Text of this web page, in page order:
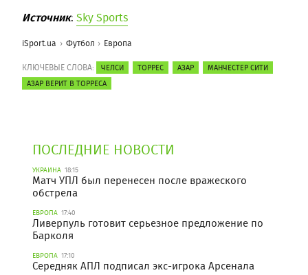
Источник: Sky Sports
iSport.ua Футбол Европа
КЛЮЧЕВЫЕ СЛОВА: ЧЕЛСИ ТОРРЕС АЗАР
МАНЧЕСТЕР СИТИ
АЗАР ВЕРИТ В ТОРРЕСА
ПОСЛЕДНИЕ НОВОСТИ
УКРАИНА 18:15
Матч УПЛ был перенесен после вражеского
обстрела
ЕВРОПА 17:40
Ливерпуль готовит серьезное предложение по
Барколя
ЕВРОПА 17:10
Середняк АПЛ подписал экс-игрока Арсенала